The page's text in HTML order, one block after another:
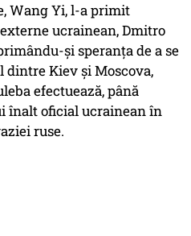
Wang Yi, l-a primit
ucrainean, Dmitro
şi speranţa de a se
dintre Kiev şi Moscova,
efectuează, până
înalt oficial ucrainean în
ruse.